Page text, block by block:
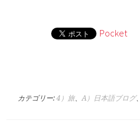
Pocket
カテゴリー:4）旅、A）日本語ブログ、